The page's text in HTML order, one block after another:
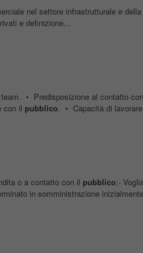
nel settore infrastrutturale e della
e definizione...
• Predisposizione al contatto
con il pubblico. • Capacità di
o a contatto con il pubblico;-
in somministrazione